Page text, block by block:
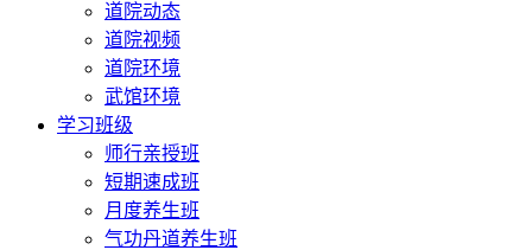
道院动态
道院视频
道院环境
武馆环境
学习班级
师行亲授班
短期速成班
月度养生班
气功丹道养生班